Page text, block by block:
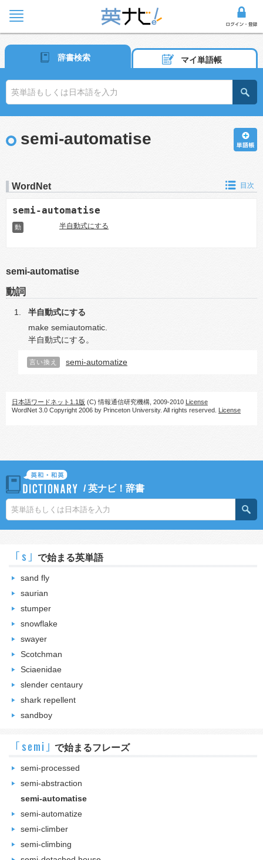
辞書検索 マイ単語帳
semi-automatise
WordNet 目次
semi-automatise
動 半自動式にする
semi-automatise
動詞
半自動式にする
make semiautomatic.
半自動式にする。
言い換え semi-automatize
日本語ワードネット1.1版 (C) 情報通信研究機構, 2009-2010 License
WordNet 3.0 Copyright 2006 by Princeton University. All rights reserved. License
/英ナビ！辞書
｢s｣ で始まる英単語
sand fly
saurian
stumper
snowflake
swayer
Scotchman
Sciaenidae
slender centaury
shark repellent
sandboy
｢semi｣ で始まるフレーズ
semi-processed
semi-abstraction
semi-automatise
semi-automatize
semi-climber
semi-climbing